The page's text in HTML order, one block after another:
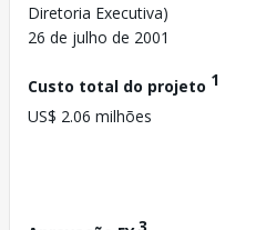
Diretoria Executiva)
26 de julho de 2001
Custo total do projeto 1
US$ 2.06 milhões
3